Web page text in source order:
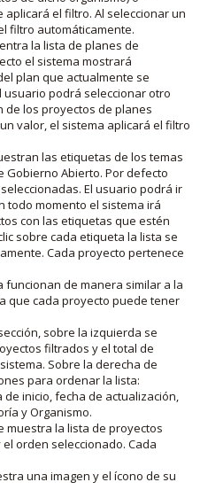
aplicará el filtro. Al seleccionar un
filtro automáticamente.
la lista de planes de
el sistema mostrará
plan que actualmente se
usuario podrá seleccionar otro
los proyectos de planes
valor, el sistema aplicará el filtro
las etiquetas de los temas
Abierto. Por defecto
El usuario podrá ir
todo momento el sistema irá
con las etiquetas que estén
sobre cada etiqueta la lista se
Cada proyecto pertenece
funcionan de manera similar a la
que cada proyecto puede tener
sobre la izquierda se
filtrados y el total de
Sobre la derecha de
para ordenar la lista:
inicio, fecha de actualización,
y Organismo.
muestra la lista de proyectos
orden seleccionado. Cada
una imagen y el ícono de su